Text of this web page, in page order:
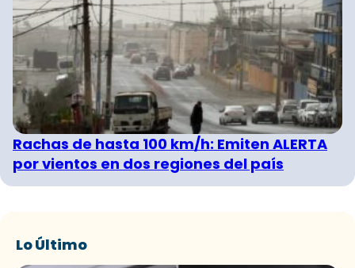
Rachas de hasta 100 km/h: Emiten ALERTA
por vientos en dos regiones del país
Lo Último